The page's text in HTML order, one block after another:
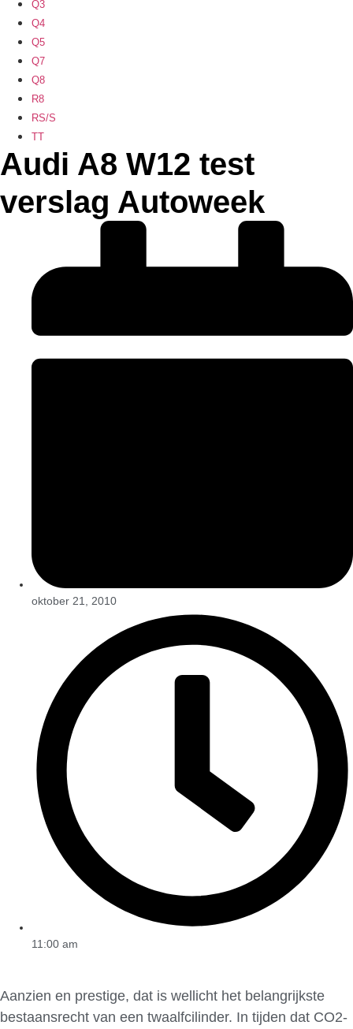
Q3
Q4
Q5
Q7
Q8
R8
RS/S
TT
Audi A8 W12 test
verslag Autoweek
oktober 21, 2010
11:00 am
Aanzien en prestige, dat is wellicht het belangrijkste
bestaansrecht van een twaalfcilinder. In tijden dat CO2-